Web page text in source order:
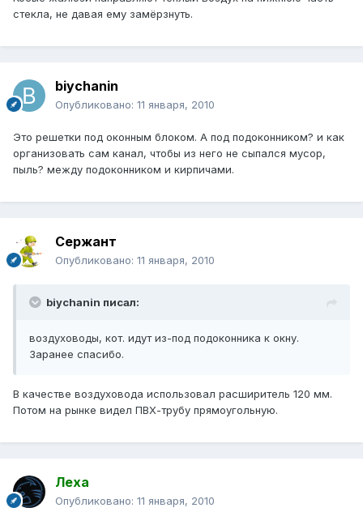
стекла, не давая ему замёрзнуть.
biychanin
Опубликовано: 11 января, 2010
Это решетки под оконным блоком. А под подоконником? и как
организовать сам канал, чтобы из него не сыпался мусор,
пыль? между подоконником и кирпичами.
Сержант
Опубликовано: 11 января, 2010
biychanin писал:
воздуховоды, кот. идут из-под подоконника к окну.
Заранее спасибо.
В качестве воздуховода использовал расширитель 120 мм.
Потом на рынке видел ПВХ-трубу прямоугольную.
Леха
Опубликовано: 11 января, 2010